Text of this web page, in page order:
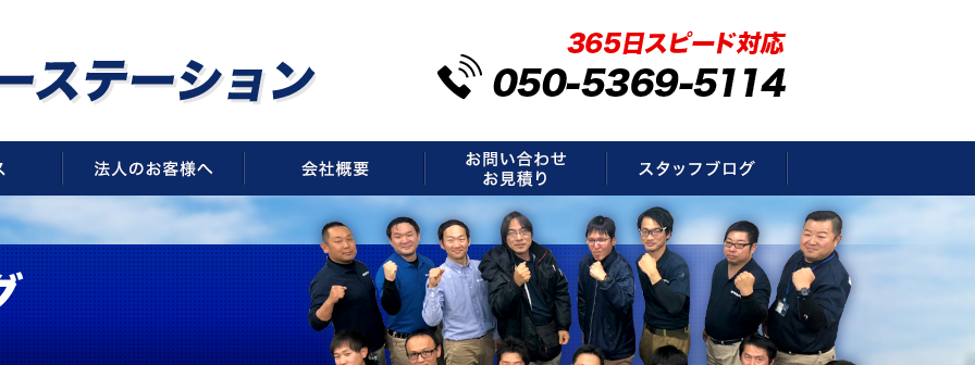
サービス 法人のお客様へ 会社概要 お問い合わせ・お見積もり